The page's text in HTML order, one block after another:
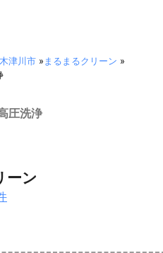
木津川市 » まるまるクリーン »
圧洗浄
ーン